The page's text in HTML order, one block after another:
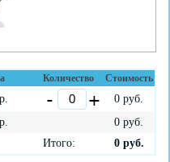
Количество Стоимость
р. 0 руб.
р. 0 руб.
Итого:
0руб.